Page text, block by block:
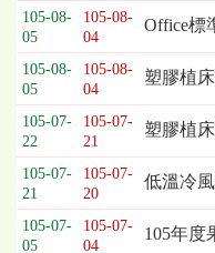
序
為：
開
標
日
期、
截
標
日
期、
公
105-08-
05
105-08-
04
Office標
105-08-
05
105-08-
04
塑膠植
105-07-
22
105-07-
21
塑膠植
105-07-
21
105-07-
20
低溫冷
105-07-
05
105-07-
04
105年度